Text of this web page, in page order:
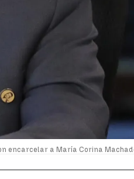
encarcelar a María Corina